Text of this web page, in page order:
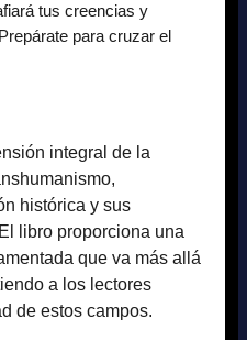
tus creencias y
para cruzar el
integral de la
histórica y sus
libro proporciona una
que va más allá
a los lectores
de estos campos.